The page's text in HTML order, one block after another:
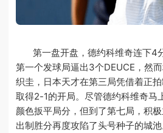
第一盘开盘，德约科维奇连下4
第一个发球局逼出3个DEUCE，然
织圭，日本天才在第三局凭借着正
取得2-1的开局。尽管德约科维奇马
颜色扳平局分，但到了第七局，积
出制胜分再度攻陷了头号种子的城